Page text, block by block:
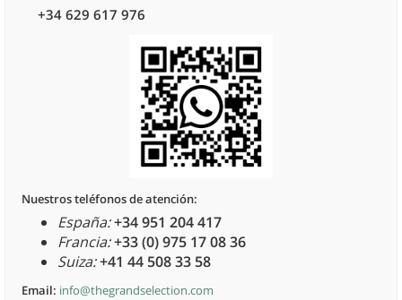
+34 629 617 976
Nuestros teléfonos de atención:
España:+34 951 204 417
Francia:+33 (0) 975 17 08 36
Suiza:+41 44 508 33 58
Email: info@thegrandselection.com